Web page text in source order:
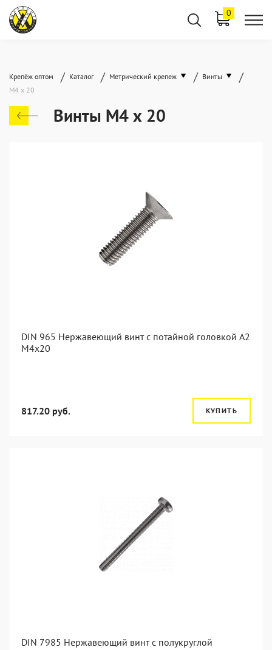
0
Крепёж оптом / Каталог / Метрический крепеж / Винты /
М4 х 20
Винты М4 х 20
DIN 965 Нержавеющий винт с потайной головкой А2
М4x20
817.20 руб. КУПИТЬ
DIN 7985 Нержавеющий винт с полукруглой